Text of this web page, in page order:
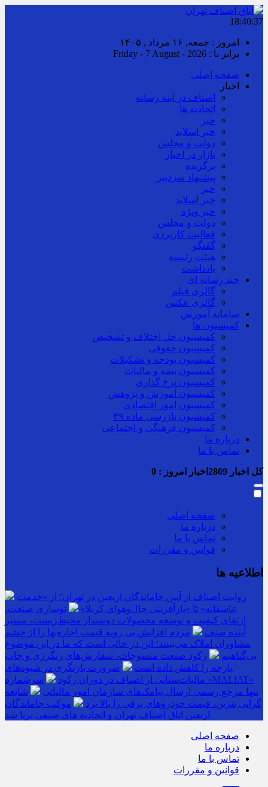
18:40:37
امروز : جمعه, ۱۶ مرداد , ۱۴۰۵
برابر با : Friday - 7 August - 2026
صفحه اصلی
اخبار
اصناف در آینه رسانه
اتحادیه ها
خبر
خبر اسلايد
دولت و مجلس
بازار در اخبار
برگزیده
پیشنهاد سردبیر
خبر
خبر اسلايد
خبر ویژه
دولت و مجلس
فعالیت کاربردی
گفتگو
هیئت رئیسه
یادداشت
چند رسانه ای
گالری فیلم
گالری عکس
سامانه آموزش
کمیسیون ها
کمیسیون حل اختلاف و تشخیص
کمیسیون حقوقی
کمیسیون بودجه و تشکیلات
کمیسیون بیمه و مالیات
کمیسیون نرخ گذاری
کمیسیون آموزش و پژوهش
کمیسیون امور اقتصادی
کمیسیون بازرسی ماده ۳۹
کمیسیون فرهنگی و اجتماعی
درباره ما
تماس با ما
کل اخبار اخبار امروز : 0
صفحه اصلی
درباره ما
تماس با ما
قوانین و مقررات
اطلاعیه ها
روایت اصناف از آیین جاماندگان اربعین در تهران؛ از «خدمت
عاشقانه» تا «بازآفرینی حال‌وهوای کربلا»
نوسازی صنعت،
ارتقای کیفیت و توسعه محصولات دوستدار محیط‌زیست، مسیر
آینده صنف
مردم افزایش بی رویه قیمت اجاره‌بها را از چشم
مشاوران املاک می‌بینند؛ این در حالی است که ما در این موضوع
بی‌گناهیم
رکود صنعت منسوجات، سفارش‌های رنگرزی و چاپ
پارچه را کاهش داده است
ضرورت بازنگری در شیوه‌های
مالیات‌ستانی از اصناف در دوران رکود
سرشماره «MALIAT»
تنها مرجع رسمی ارسال پیامک‌های سازمان امور مالیاتی
شایعه
گرانی بنزین، قیمت خودروهای برقی را بالا برد
موکب جاماندگان
اربعین اتاق اصناف تهران و اتحادیه های صنفی برپا شد
صفحه اصلی
درباره ما
تماس با ما
قوانین و مقررات